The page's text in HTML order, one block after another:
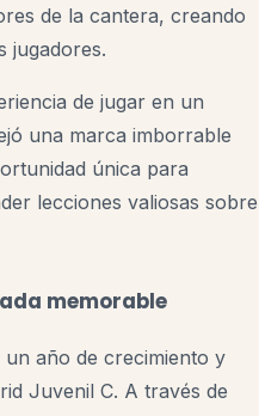
de la cantera, creando
jugadores.
de jugar en un
una marca imborrable
única para
lecciones valiosas sobre
memorable
año de crecimiento y
Juvenil C. A través de